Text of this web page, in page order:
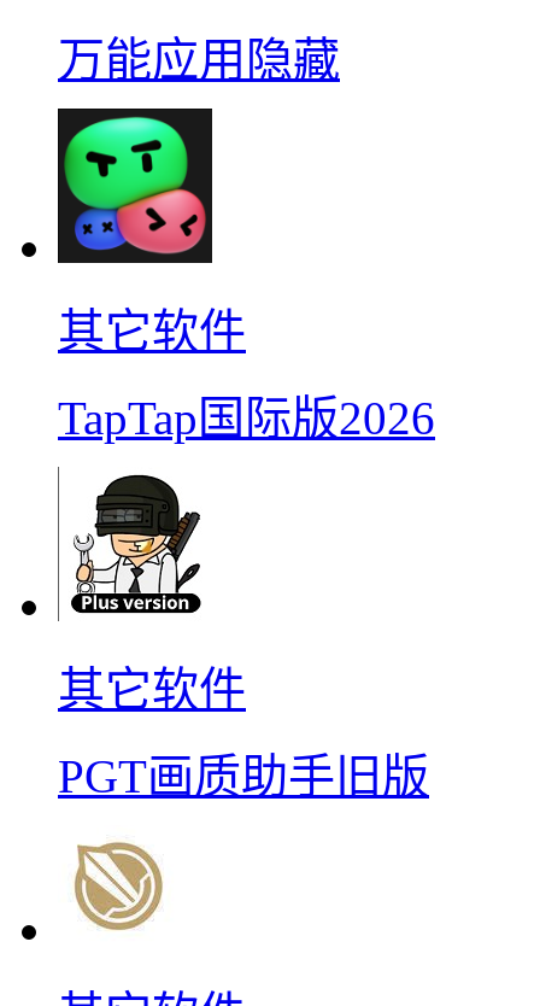
万能应用隐藏
其它软件
TapTap国际版2026
其它软件
PGT画质助手旧版